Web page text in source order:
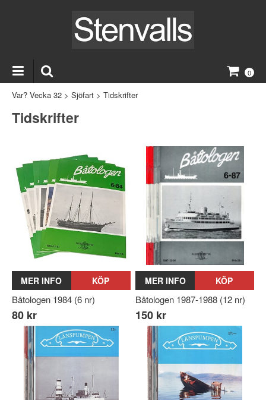
0
Var? Vecka 32 > Sjöfart > Tidskrifter
Tidskrifter
MER INFO KÖP
Båtologen 1984 (6 nr)
80 kr
MER INFO KÖP
Båtologen 1987-1988 (12 nr)
150 kr